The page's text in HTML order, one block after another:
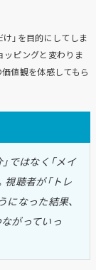
」を目的にしてしま
ッピングと変わりま
値観を体感してもら
ではなく「メイ
聴者が「トレ
なった結果、
がっていっ